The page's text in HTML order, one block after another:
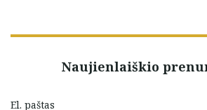
Naujienlaiškio